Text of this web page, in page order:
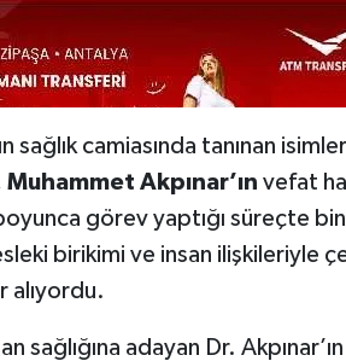
sağlık camiasında tanınan
Muhammet Akpınar’ın vefat
görev yaptığı süreçte
birikimi ve insan ilişkileriyle
alıyordu.
sağlığına adayan Dr.